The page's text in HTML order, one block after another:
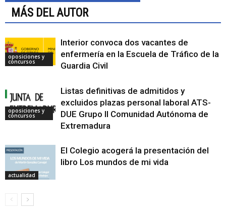
MÁS DEL AUTOR
oposiciones y
concursos
Interior convoca dos vacantes de
enfermería en la Escuela de Tráfico de la
Guardia Civil
oposiciones y
concursos
Listas definitivas de admitidos y
excluidos plazas personal laboral ATS-
DUE Grupo II Comunidad Autónoma de
Extremadura
actualidad
El Colegio acogerá la presentación del
libro Los mundos de mi vida